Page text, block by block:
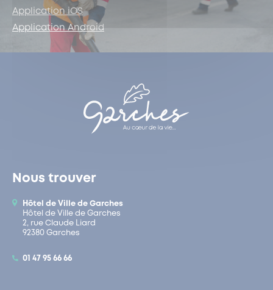
Application iOS
Application Android
Nous trouver
Hôtel de Ville de Garches
Hôtel de Ville de Garches
2, rue Claude Liard
92380 Garches
01 47 95 66 66